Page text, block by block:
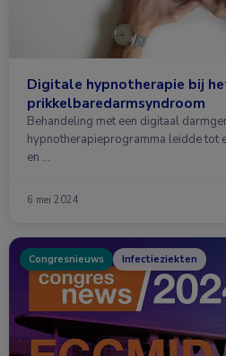
Digitale hypnotherapie bij
prikkelbaredarmsyndroom
Behandeling met een digitaal
hypnotherapieprogramma leidde tot
en …
6 mei 2024
Congresnieuws Infectieziekten